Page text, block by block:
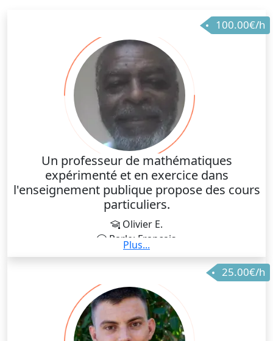
100.00€/h
Un professeur de mathématiques
expérimenté et en exercice dans
l'enseignement publique propose des cours
particuliers.
Olivier E.
Parle: Français
J'ai plus de 20 ans d'expérience dans l'enseignement
publique et privé ,de la sixième aux deux premières
années de l'université. J'ai participé à la réussite
scolaire ou universitaire de plusieurs générations
différentes de collégiens, de lycéens, de bacheliers et
d'étudiants. Pendant des années j'ai procédé à la
Plus...
25.00€/h